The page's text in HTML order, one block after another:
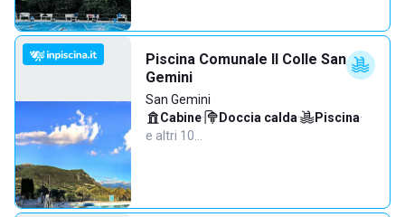
Piscina Comunale Il Colle San
Gemini
San Gemini
Cabine· Doccia calda· Piscina·
e altri 10…